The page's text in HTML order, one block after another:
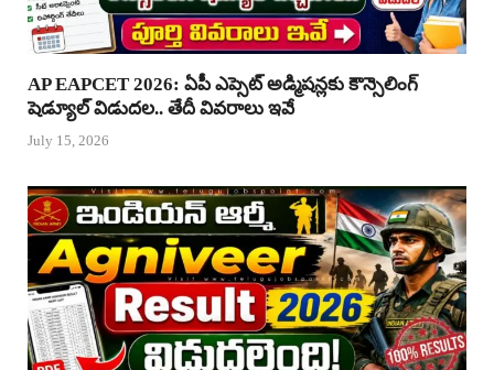
AP EAPCET 2026: ఏపీ ఎప్సెట్ అడ్మిషన్లకు కౌన్సెలింగ్
షెడ్యూల్ విడుదల.. తేదీ వివరాలు ఇవే
July 15, 2026